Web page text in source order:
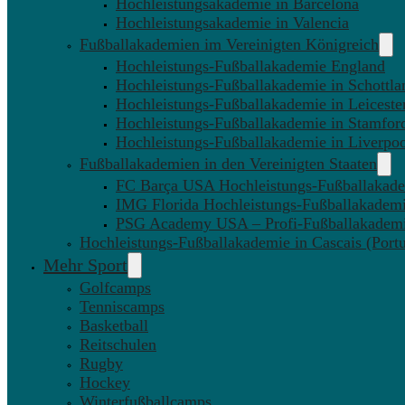
Hochleistungsakademie in Valencia
Fußballakademien im Vereinigten Königreich
Hochleistungs-Fußballakademie England
Hochleistungs-Fußballakademie in
Hochleistungs-Fußballakademie in
Hochleistungs-Fußballakademie in
Hochleistungs-Fußballakademie in
Fußballakademien in den Vereinigten Staaten
FC Barça USA Hochleistungs-
IMG Florida Hochleistungs-
PSG Academy USA – Profi-
Hochleistungs-Fußballakademie in Cascais
Mehr Sport
Golfcamps
Tenniscamps
Basketball
Reitschulen
Rugby
Hockey
Winterfußballcamps